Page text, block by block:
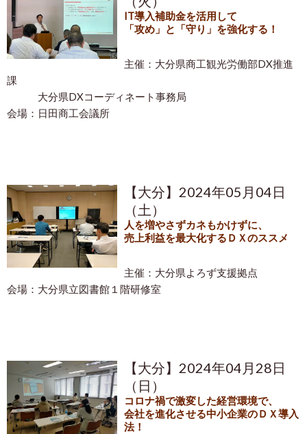
IT導入補助金を活用して
「攻め」と「守り」を強化する！
主催：大分県商工観光労働部DX推進
課
大分県DXコーディネート事務局
会場：日田商工会議所
【大分】2024年05月04日
（土）
人を増やさずカネもかけずに、
売上利益を最大化するＤＸのススメ
主催：大分県よろず支援拠点
会場：大分県立図書館１階研修室
【大分】2024年04月28日
（日）
コロナ禍で激変した経営環境で、
会社を進化させる中小企業のＤＸ導入
法！